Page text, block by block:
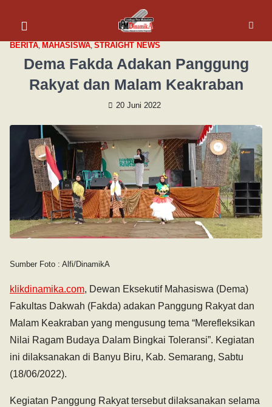
BERITA, MAHASISWA, STRAIGHT NEWS
Dema Fakda Adakan Panggung
Rakyat dan Malam Keakraban
20 Juni 2022
Sumber Foto : Alfi/DinamikA
klikdinamika.com, Dewan Eksekutif Mahasiswa (Dema)
Fakultas Dakwah (Fakda) adakan Panggung Rakyat dan
Malam Keakraban yang mengusung tema “Merefleksikan
Nilai Ragam Budaya Dalam Bingkai Toleransi”. Kegiatan
ini dilaksanakan di Banyu Biru, Kab. Semarang, Sabtu
(18/06/2022).
Kegiatan Panggung Rakyat tersebut dilaksanakan selama